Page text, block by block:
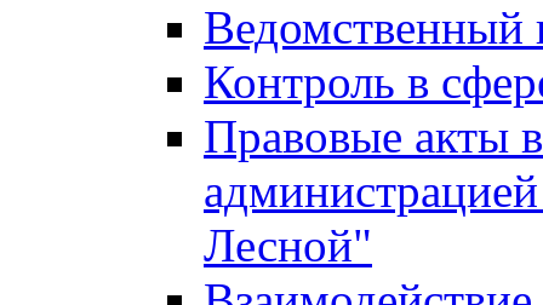
Ведомственный
Контроль в
Правовые акты
Лесной"